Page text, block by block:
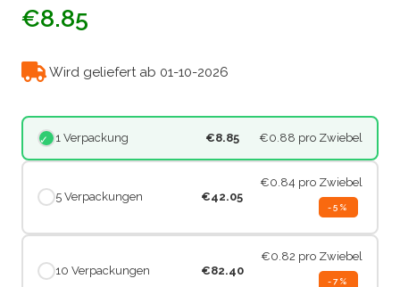
€8.85
Wird geliefert ab 01-10-2026
1 Verpackung €8.85 €0.88 pro Zwiebel
5 Verpackungen €42.05
€0.84 pro Zwiebel
-5%
10 Verpackungen €82.40
€0.82 pro Zwiebel
-7%